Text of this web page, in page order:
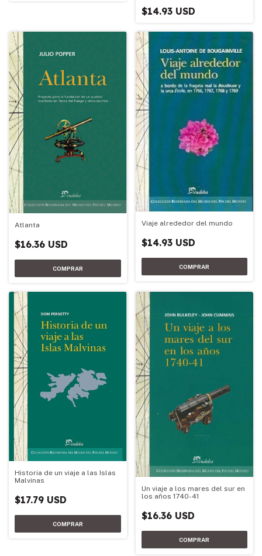
$14.93 USD
Atlanta
$16.36 USD
Viaje alrededor del mundo
$14.93 USD
Historia de un viaje a las Islas
Malvinas
$17.79 USD
Un viaje a los mares del sur en
los años 1740-41
$16.36 USD